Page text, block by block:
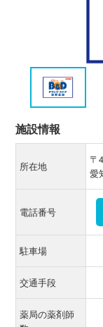
施設情報
所在地
〒
愛
電話番号
駐車場
交通手段
薬局の薬剤師